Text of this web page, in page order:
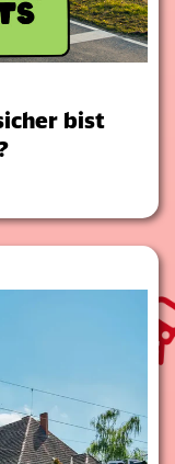
bist